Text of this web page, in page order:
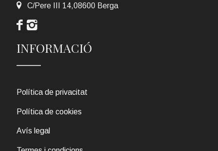
C/Pere III 14,08600 Berga
INFORMACIÓ
Política de privacitat
Política de cookies
Avís legal